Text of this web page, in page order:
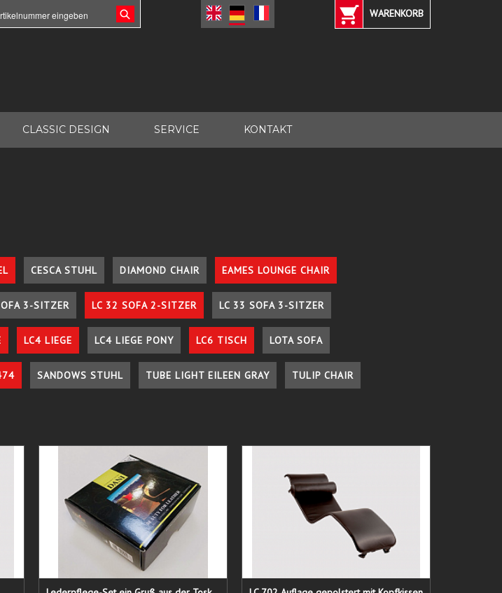
WARENKORB
CLASSIC DESIGN SERVICE KONTAKT
CESCA STUHL DIAMOND CHAIR EAMES LOUNGE CHAIR
3-SITZER LC 32 SOFA 2-SITZER LC 33 SOFA 3-SITZER
LC4 LIEGE LC4 LIEGE PONY LC6 TISCH LOTA SOFA
SANDOWS STUHL TUBE LIGHT EILEEN GRAY TULIP CHAIR